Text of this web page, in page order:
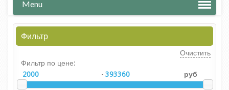
Menu
Фильтр
Очистить
Фильтр по цене:
-
руб